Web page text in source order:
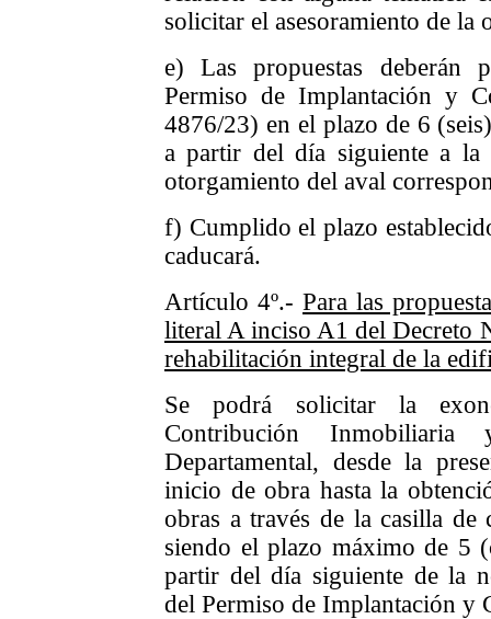
solicitar el asesoramiento de la
e) Las propuestas deberán
Permiso de Implantación y C
4876/23) en el plazo de 6
a partir del día siguiente a
otorgamiento del aval
f) Cumplido el plazo
caducará.
Artículo 4º.- Para las
literal A inciso A1 del Decreto
rehabilitación integral de la
Se podrá solicitar la
Contribución
Departamental, desde la
inicio de obra hasta la
obras a través de la casilla de
siendo el plazo máximo de 5
partir del día siguiente de la
del Permiso de Implantación y